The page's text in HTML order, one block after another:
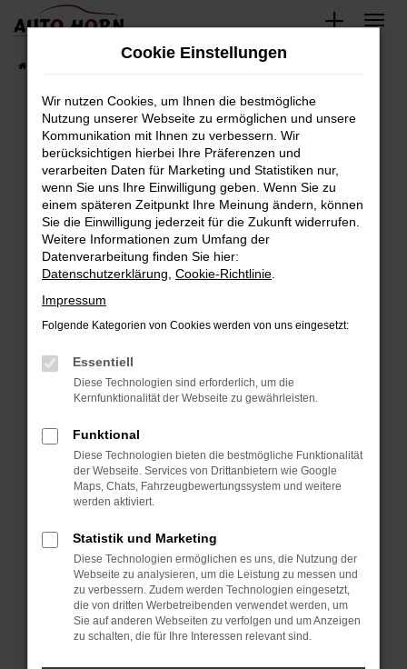
Zum
springen
Fahrzeugbestand
Fehler: Network Error
Beim Laden ist ein Fehler aufgetreten.
Hier sind ein paar Tipps, die dir helfen können:
Überprüfe deine Firewall und deine
Internetverbindung.
Laden andere Webseiten, zum Beispiel deine
Suchmaschine?
Prüfe deine Browsererweiterungen.
können das Laden bestimmter Seiten
verhindern. Funktioniert die Seite in einem
anderen Browser oder in einem privaten
Starte dein Gerät neu.
Das kann manchmal helfen, vorübergehende
Probleme zu beheben.
Betriebssystem auf dem neuesten Stand
sind.
Veraltete Software birgt nicht nur ein
Sicherheitsrisiko, sondern kann auch dazu
führen, dass bestimmte Funktionen nicht mehr
unterstützt werden.
Wende dich an den Webseitenbetreiber.
Cookie Einstellungen
Wir nutzen Cookies, um Ihnen die bestmögliche
Nutzung unserer Webseite zu ermöglichen und unsere
Kommunikation mit Ihnen zu verbessern. Wir
berücksichtigen hierbei Ihre Präferenzen und
verarbeiten Daten für Marketing und Statistiken nur,
wenn Sie uns Ihre Einwilligung geben. Wenn Sie zu
einem späteren Zeitpunkt Ihre Meinung ändern, können
Sie die Einwilligung jederzeit für die Zukunft widerrufen.
Weitere Informationen zum Umfang der
Datenverarbeitung finden Sie hier:
Datenschutzerklärung Cookie-Richtlinie
Impressum
Folgende Kategorien von Cookies werden von uns eingesetzt:
Essentiell
Diese Technologien sind erforderlich, um die
Kernfunktionalität der Webseite zu gewährleisten.
Funktional
Diese Technologien bieten die bestmögliche Funktionalität
der Webseite. Services von Drittanbietern wie Google
Maps, Chats, Fahrzeugbewertungssystem und weitere
werden aktiviert.
Statistik und Marketing
Diese Technologien ermöglichen es uns, die Nutzung der
Webseite zu analysieren, um die Leistung zu messen und
zu verbessern. Zudem werden Technologien eingesetzt,
die von dritten Werbetreibenden verwendet werden, um
Sie auf anderen Webseiten zu verfolgen und um Anzeigen
zu schalten, die für Ihre Interessen relevant sind.